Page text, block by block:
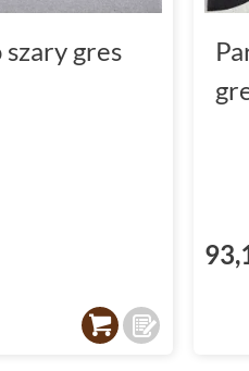
szary gres